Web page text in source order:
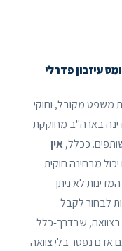
משפט מקובל, וחוקי
בארה"ב מחוקקת
ככלל, אין
מבחינה חוקית
לא ניתן
לבחור לקבל
שבדרך-כלל
אדם נפטר בלי צוואה